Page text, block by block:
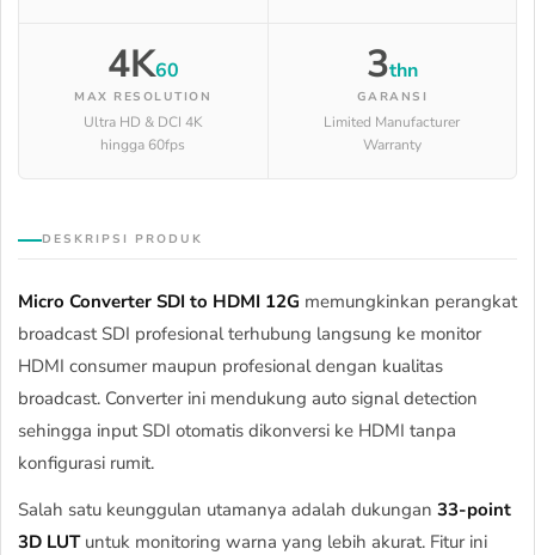
4K60
MAX RESOLUTION
Ultra HD & DCI 4K
hingga 60fps
3thn
GARANSI
Limited Manufacturer
Warranty
DESKRIPSI PRODUK
Micro Converter SDI to HDMI 12G memungkinkan perangkat
broadcast SDI profesional terhubung langsung ke monitor
HDMI consumer maupun profesional dengan kualitas
broadcast. Converter ini mendukung auto signal detection
sehingga input SDI otomatis dikonversi ke HDMI tanpa
konfigurasi rumit.
Salah satu keunggulan utamanya adalah dukungan 33-point
3D LUTuntuk monitoring warna yang lebih akurat. Fitur ini